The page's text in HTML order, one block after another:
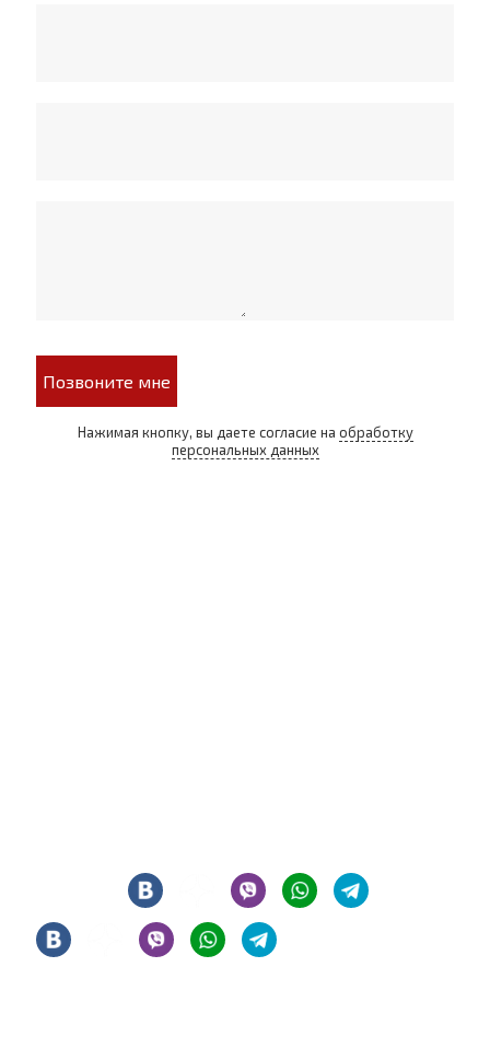
Позвоните мне
Нажимая кнопку, вы даете согласие на обработку
персональных данных